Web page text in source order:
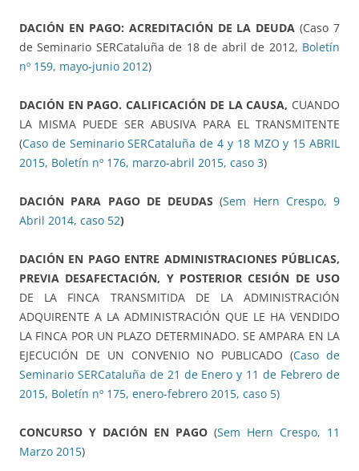
DACIÓN EN PAGO: ACREDITACIÓN DE LA DEUDA(Caso 7
de Seminario SERCataluña de 18 de abril de 2012, Boletín
nº 159, mayo-junio 2012)
DACIÓN EN PAGO. CALIFICACIÓN DE LA CAUSA, CUANDO
LA MISMA PUEDE SER ABUSIVA PARA EL TRANSMITENTE
(Caso de Seminario SERCataluña de 4 y 18 MZO y 15 ABRIL
2015, Boletín nº 176, marzo-abril 2015, caso 3)
DACIÓN PARA PAGO DE DEUDAS (Sem Hern Crespo, 9
Abril 2014, caso 52)
DACIÓN EN PAGO ENTRE ADMINISTRACIONES PÚBLICAS,
PREVIA DESAFECTACIÓN, Y POSTERIOR CESIÓN DE USO
DE LA FINCA TRANSMITIDA DE LA ADMINISTRACIÓN
ADQUIRENTE A LA ADMINISTRACIÓN QUE LE HA VENDIDO
LA FINCA POR UN PLAZO DETERMINADO. SE AMPARA EN LA
EJECUCIÓN DE UN CONVENIO NO PUBLICADO (Caso de
Seminario SERCataluña de 21 de Enero y 11 de Febrero de
2015, Boletín nº 175, enero-febrero 2015, caso 5)
CONCURSO Y DACIÓN EN PAGO (Sem Hern Crespo, 11
Marzo 2015)